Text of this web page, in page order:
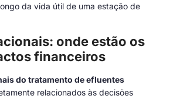
da vida útil de uma estação de
onde estão os
financeiros
do tratamento de efluentes
relacionados às decisões